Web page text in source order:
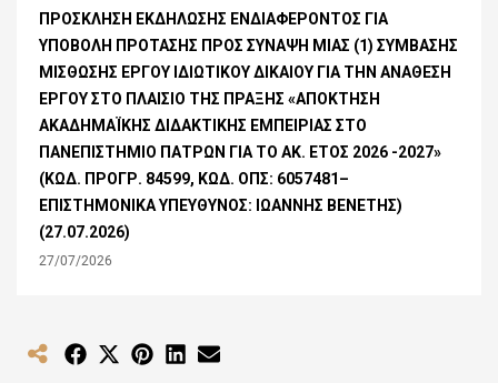
ΠΡΟΣΚΛΗΣΗ ΕΚΔΗΛΩΣΗΣ ΕΝΔΙΑΦΕΡΟΝΤΟΣ ΓΙΑ
ΥΠΟΒΟΛΗ ΠΡΟΤΑΣΗΣ ΠΡΟΣ ΣΥΝΑΨΗ ΜΙΑΣ (1) ΣΥΜΒΑΣΗΣ
ΜΙΣΘΩΣΗΣ ΕΡΓΟΥ ΙΔΙΩΤΙΚΟΥ ΔΙΚΑΙΟΥ ΓΙΑ ΤΗΝ ΑΝΑΘΕΣΗ
ΕΡΓΟΥ ΣΤΟ ΠΛΑΙΣΙΟ ΤΗΣ ΠΡΑΞΗΣ «ΑΠΟΚΤΗΣΗ
ΑΚΑΔΗΜΑΪΚΗΣ ΔΙΔΑΚΤΙΚΗΣ ΕΜΠΕΙΡΙΑΣ ΣΤΟ
ΠΑΝΕΠΙΣΤΗΜΙΟ ΠΑΤΡΩΝ ΓΙΑ ΤΟ ΑΚ. ΕΤΟΣ 2026 -2027»
(ΚΩΔ. ΠΡΟΓΡ. 84599, ΚΩΔ. ΟΠΣ: 6057481–
ΕΠΙΣΤΗΜΟΝΙΚΑ ΥΠΕΥΘΥΝΟΣ: ΙΩΑΝΝΗΣ ΒΕΝΕΤΗΣ)
(27.07.2026)
27/07/2026
Share Share Share Share